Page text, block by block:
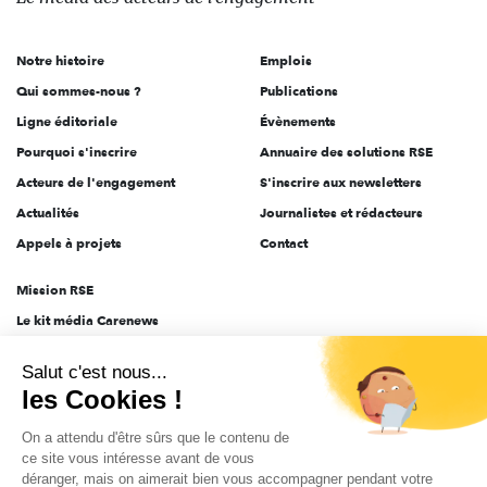
l'engagement
Notre histoire
Qui sommes-nous ?
Ligne éditoriale
Pourquoi s'inscrire
Acteurs de l'engagement
Actualités
Appels à projets
Emplois
Publications
Évènements
Annuaire des solutions RSE
S'inscrire aux newsletters
Journalistes et rédacteurs
Contact
Mission RSE
Le kit média Carenews
AEF info
Novethic
PRODURABLE
Inclusiv Day
Salut c'est nous...
les Cookies !
On a attendu d'être sûrs que le contenu de
ce site vous intéresse avant de vous
déranger, mais on aimerait bien vous accompagner pendant votre